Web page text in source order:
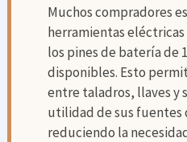
Muchos compradores
herramientas
los pines de batería de
disponibles. Esto
entre taladros, llaves y
utilidad de sus fuentes
reduciendo la